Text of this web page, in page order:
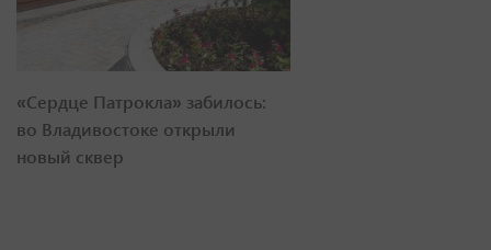
«Сердце Патрокла» забилось:
во Владивостоке открыли
новый сквер